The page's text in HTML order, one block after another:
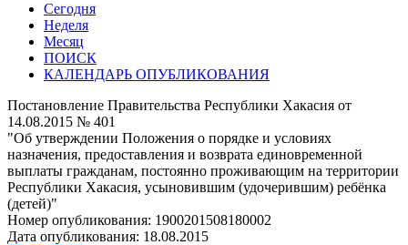
Сегодня
Неделя
Месяц
ПОИСК
КАЛЕНДАРЬ ОПУБЛИКОВАНИЯ
Постановление Правительства Республики Хакасия от
14.08.2015 № 401
"Об утверждении Положения о порядке и условиях
назначения, предоставления и возврата единовременной
выплаты гражданам, постоянно проживающим на территории
Республики Хакасия, усыновившим (удочерившим) ребёнка
(детей)"
Номер опубликования: 1900201508180002
Дата опубликования: 18.08.2015